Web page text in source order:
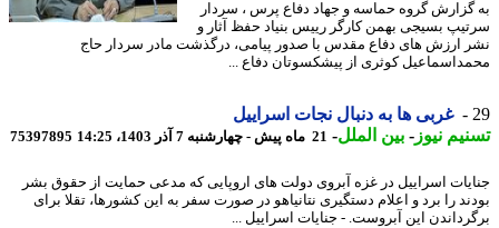
گروه حماسه و جهاد دفاع پرس ، سردار
بسیجی بهمن کارگر رییس بنیاد حفظ آثار و
ارزش های دفاع مقدس با صدور پیامی، درگذشت مادر سردار حاج
کوثری از پیشکسوتان دفاع ...
غربی ها به دنبال نجات اسراییل
نیوز-بین الملل-21 ماه پیش - چهارشنبه 7 آذر 1403، 14:25 75397895
اسراییل در غزه آبروی دولت های اروپایی که مدعی حمایت از حقوق بشر
را برد و اعلام دستگیری نتانیاهو در صورت سفر به این کشورها، تقلا برای
این آبروست. - جنایات اسراییل ...